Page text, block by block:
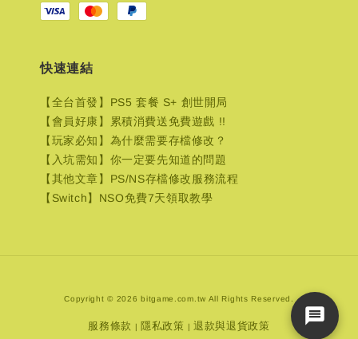
快速連結
【全台首發】PS5 套餐 S+ 創世開局
【會員好康】累積消費送免費遊戲 !!
【玩家必知】為什麼需要存檔修改？
【入坑需知】你一定要先知道的問題
【其他文章】PS/NS存檔修改服務流程
【Switch】NSO免費7天領取教學
Copyright © 2026 bitgame.com.tw All Rights Reserved.
服務條款 | 隱私政策 | 退款與退貨政策